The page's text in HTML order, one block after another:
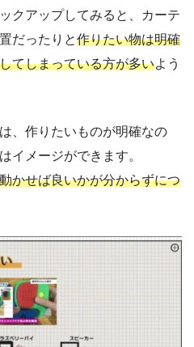
クアップしてみると、カーテ
だったりと作りたい物は明確
てしまっている方が多いよう
、作りたいものが明確なの
イメージができます。
かせば良いかが分からずにつ